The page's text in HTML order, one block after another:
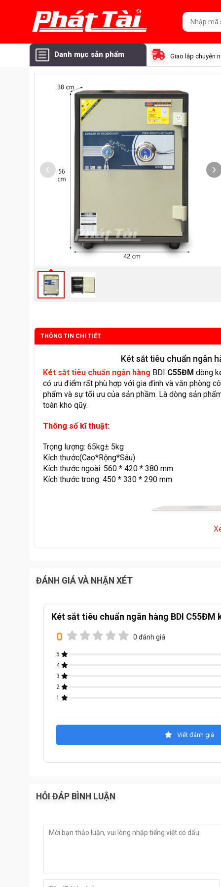
Danh mục sản phẩm Giao lắp chuyên
THÔNG TIN CHI TIẾT
Két sắt tiêu chuẩn ngân
Két sắt tiêu chuẩn ngân hàng BDI C55ĐM dòng
có ưu điểm rất phù hợp với gia đình và văn phòng
phẩm và sự tối ưu của sản phầm. Là dòng sản
toàn kho qũy.
Thông số kĩ thuật:
Trọng lượng: 65kg± 5kg
Kích thước(Cao*Rộng*Sâu)
Kích thước ngoài: 560 * 420 * 380 mm
Kích thước trong: 450 * 330 * 290 mm
Tính năng:
- Sự kết hợp giữa khóa chìa và khóa mã cơ đổi mã
ĐÁNH GIÁ VÀ NHẬN XÉT
Két sắt tiêu chuẩn ngân hàng BDI C55ĐM
0 0 đánh giá
5
4
3
2
1
Viết đánh giá
HỎI ĐÁP BÌNH LUẬN